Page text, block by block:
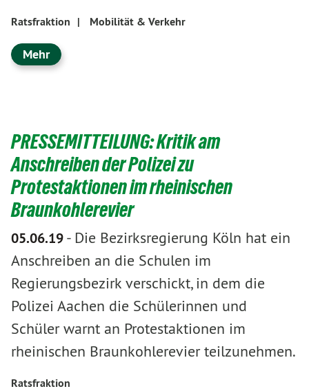
Ratsfraktion | Mobilität & Verkehr
Mehr
PRESSEMITTEILUNG: Kritik am
Anschreiben der Polizei zu
Protestaktionen im rheinischen
Braunkohlerevier
05.06.19- Die Bezirksregierung Köln hat ein
Anschreiben an die Schulen im
Regierungsbezirk verschickt, in dem die
Polizei Aachen die Schülerinnen und
Schüler warnt an Protestaktionen im
rheinischen Braunkohlerevier teilzunehmen.
Ratsfraktion